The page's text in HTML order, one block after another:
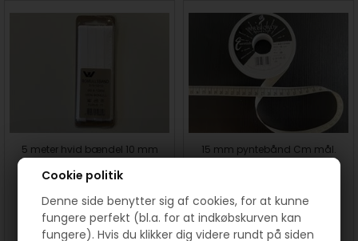
Cookie politik
Denne side benytter sig af cookies, for at kunne
fungere perfekt (bl.a. for at indkøbskurven kan
fungere). Hvis du klikker dig videre rundt på siden
5 meter hvid bændel 10 mm
32,00DKK
SE MERE KØB
15 mm pyntebånd Cm mål.
12,00 DKK
SE MERE KØB